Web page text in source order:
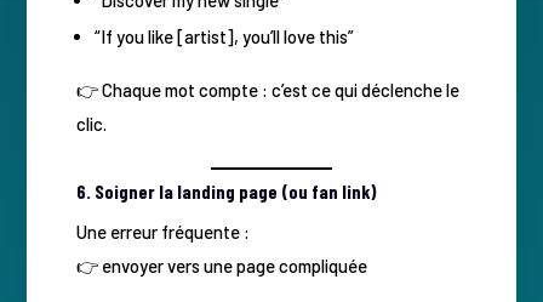
“If you like [artist], you’ll love this”
👉 Chaque mot compte : c’est ce qui déclenche le
clic.
6. Soigner la landing page (ou fan link)
Une erreur fréquente :
👉 envoyer vers une page compliquée